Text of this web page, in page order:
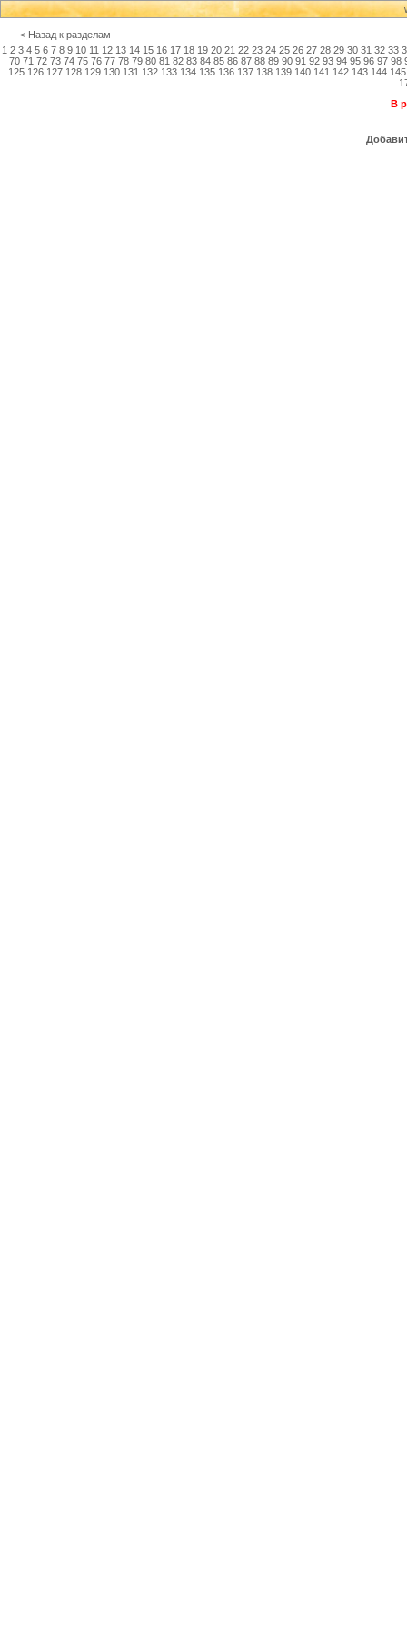
< Назад к разделам
1 2 3 4 5 6 7 8 9 10 11 12 13 14 15 16 17 18 19 20 21 22 23 24 25 26 27 28 29 30 31 32 33
70 71 72 73 74 75 76 77 78 79 80 81 82 83 84 85 86 87 88 89 90 91 92 93 94 95 96 97 98
125 126 127 128 129 130 131 132 133 134 135 136 137 138 139 140 141 142 143 144 145
В